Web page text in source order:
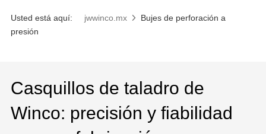
Usted está aquí: jwwinco.mx
Bujes de perforación a
presión
Casquillos de taladro de
Winco: precisión y fiabilidad